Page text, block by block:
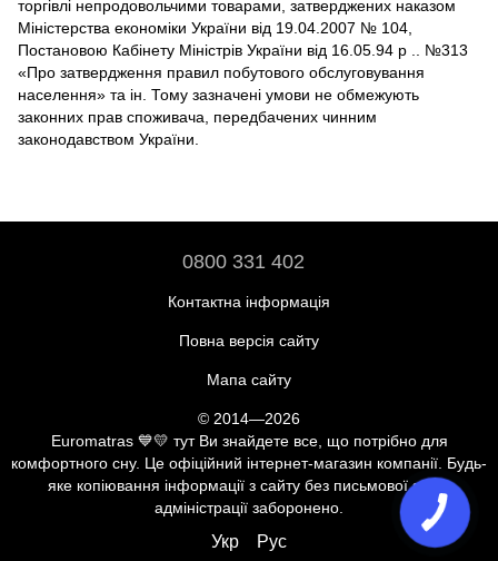
торгівлі непродовольчими товарами, затверджених наказом
Міністерства економіки України від 19.04.2007 № 104,
Постановою Кабінету Міністрів України від 16.05.94 р .. №313
«Про затвердження правил побутового обслуговування
населення» та ін. Тому зазначені умови не обмежують
законних прав споживача, передбачених чинним
законодавством України.
0800 331 402
Контактна інформація
Повна версія сайту
Мапа сайту
© 2014—2026
Euromatras 💙💛 тут Ви знайдете все, що потрібно для
комфортного сну. Це офіційний інтернет-магазин компанії. Будь-
яке копіювання інформації з сайту без письмової згоди
адміністрації заборонено.
Укр Рус